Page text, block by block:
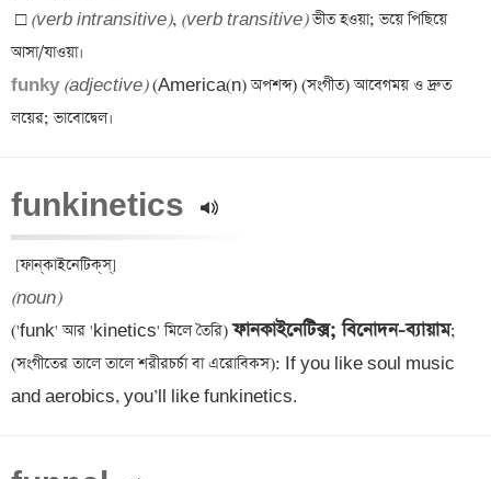
□ (verb intransitive), (verb transitive) ভীত হওয়া; ভয়ে পিছিয়ে
funky (adjective) (America(n) অপশব্দ) (সংগীত) আবেগময় ও দ্রুত
funkinetics
(noun)
('funk' আর 'kinetics' মিলে তৈরি) ফানকাইনেটিক্স; বিনোদন-ব্যায়াম;
(সংগীতের তালে তালে শরীরচর্চা বা এরোবিকস): If you like soul music
and aerobics, you’ll like funkinetics.